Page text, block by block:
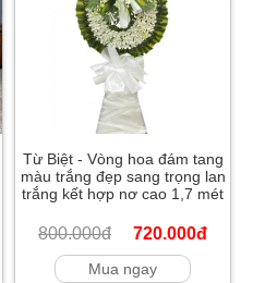
Từ Biệt - Vòng hoa đám tang
màu trắng đẹp sang trọng lan
trắng kết hợp nơ cao 1,7 mét
800.000đ 720.000đ
Mua ngay